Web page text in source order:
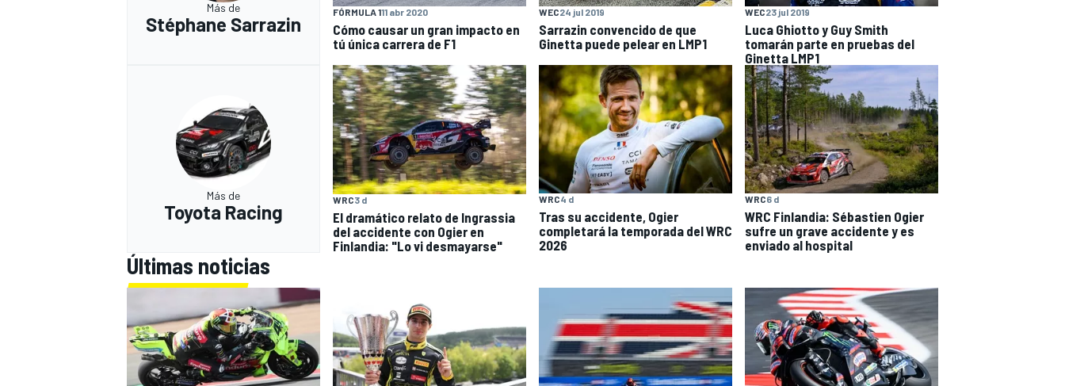
Más de
Stéphane Sarrazin
FÓRMULA 111 abr 2020
Cómo causar un gran impacto en
tú única carrera de F1
WEC24 jul 2019
Sarrazin convencido de que
Ginetta puede pelear en LMP1
WEC23 jul 2019
Luca Ghiotto y Guy Smith
tomarán parte en pruebas del
Ginetta LMP1
Más de
Toyota Racing
WRC3 d
El dramático relato de Ingrassia
del accidente con Ogier en
Finlandia: "Lo vi desmayarse"
WRC4 d
Tras su accidente, Ogier
completará la temporada del WRC
2026
WRC6 d
WRC Finlandia: Sébastien Ogier
sufre un grave accidente y es
enviado al hospital
Últimas noticias